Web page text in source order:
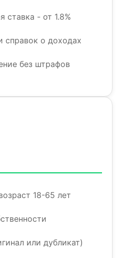
ставка - от 1.8%
справок о доходах
без штрафов
18-65 лет
или дубликат)